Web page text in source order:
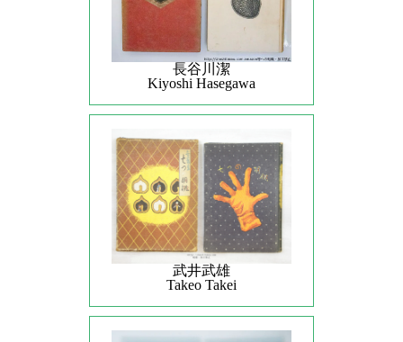
長谷川潔
Kiyoshi Hasegawa
武井武雄
Takeo Takei